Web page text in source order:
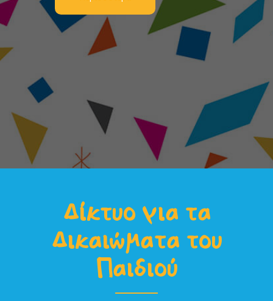
Δίκτυο για τα
Δικαιώµατα του
Παιδιού